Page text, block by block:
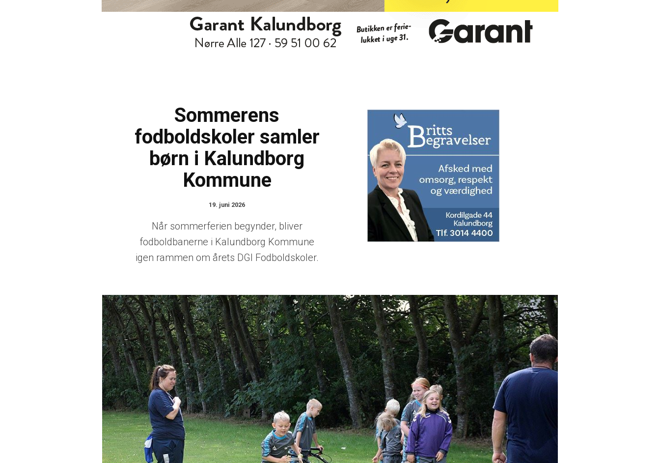
Sommerens
fodboldskoler samler
børn i Kalundborg
Kommune
19. juni 2026
Når sommerferien begynder, bliver
fodboldbanerne i Kalundborg Kommune
igen rammen om årets DGI Fodboldskoler.